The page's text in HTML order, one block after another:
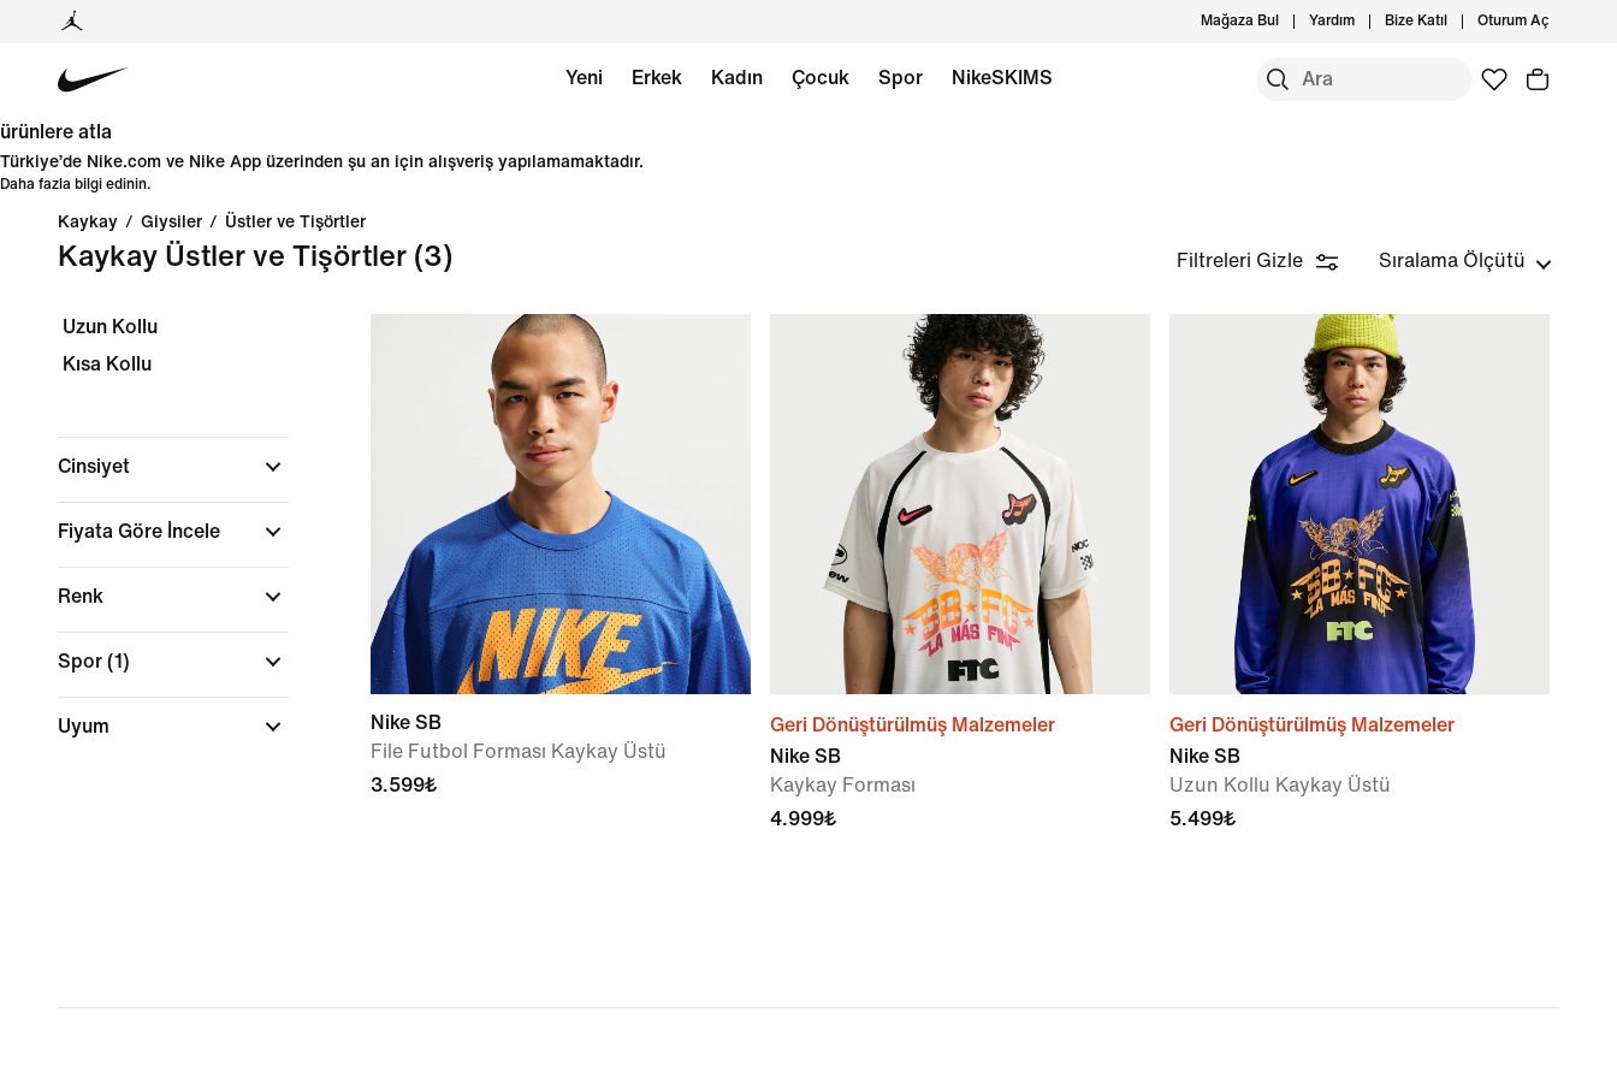
Mağaza Bul Yardım Bize Katıl Oturum Aç
Yeni Erkek Kadın Çocuk Spor NikeSKIMS
ürünlere atla
Türkiye’de Nike.com ve Nike App üzerinden şu an için alışveriş yapılamamaktadır.
Daha fazla bilgi edinin.
Kaykay / Giysiler / Üstler ve Tişörtler
Kaykay Üstler ve Tişörtler (3) Filtreleri Gizle Sıralama Ölçütü
Uzun Kollu
Kısa Kollu
Cinsiyet
Fiyata Göre İncele
Renk
Spor (1)
Uyum
Nike SB
File Futbol Forması Kaykay Üstü
3.599₺
Geri Dönüştürülmüş Malzemeler
Nike SB
Kaykay Forması
4.999₺
Geri Dönüştürülmüş Malzemeler
Nike SB
Uzun Kollu Kaykay Üstü
5.499₺